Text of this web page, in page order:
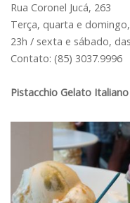
Rua Coronel Jucá, 263
Terça, quarta e
23h / sexta e sábado,
Contato: (85) 3037.9996
Pistacchio Gelato Italiano